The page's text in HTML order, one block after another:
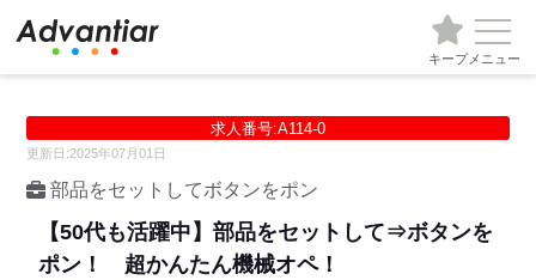
キープメニュー
求人番号:A114-0
更新日:2025年07月01日
部品をセットしてボタンをポン
【50代も活躍中】部品をセットして⇒ボタンを
ポン！ 超かんたん機械オペ！